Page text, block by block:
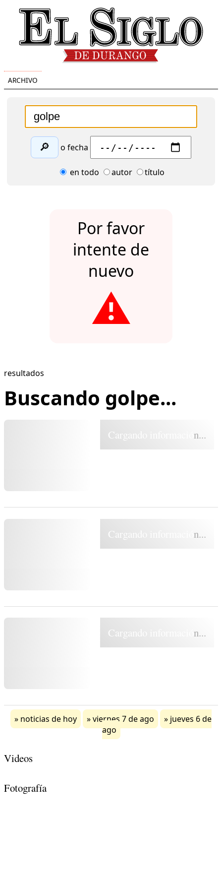
ARCHIVO
🔎 o fecha
en todo autor título
Por favor
intente de
nuevo
⚠️
resultados
Buscando golpe...
Cargando información...
Cargando información...
Cargando información...
noticias de hoy viernes 7 de ago
jueves 6 de
ago
Videos
Fotografía